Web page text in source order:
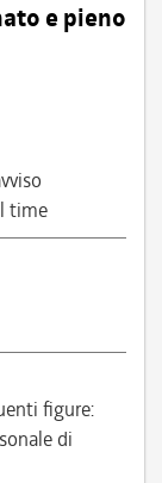
e pieno
time
figure:
di